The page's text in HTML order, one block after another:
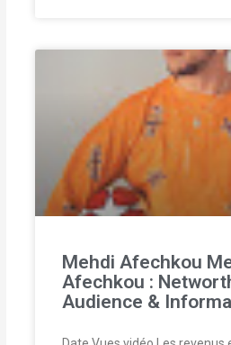
Mehdi Afechkou
Afechkou :
Audience &